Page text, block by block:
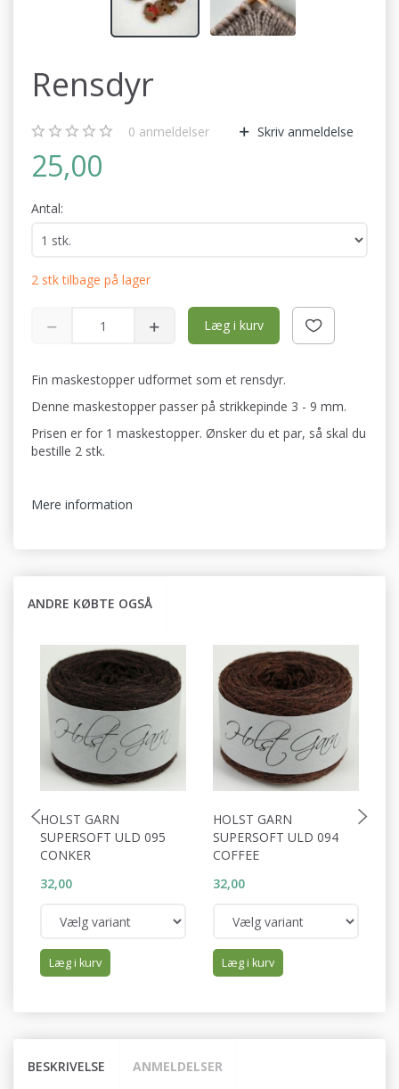
Rensdyr
0 anmeldelser Skriv anmeldelse
25,00
Antal:
2 stk tilbage på lager
Læg i kurv
Fin maskestopper udformet som et rensdyr.
Denne maskestopper passer på strikkepinde 3 - 9 mm.
Prisen er for 1 maskestopper. Ønsker du et par, så skal du
bestille 2 stk.
Mere information
ANDRE KØBTE OGSÅ
HOLST GARN
SUPERSOFT ULD 095
CONKER
32,00
Læg i kurv
HOLST GARN
SUPERSOFT ULD 094
COFFEE
32,00
Læg i kurv
BESKRIVELSE ANMELDELSER